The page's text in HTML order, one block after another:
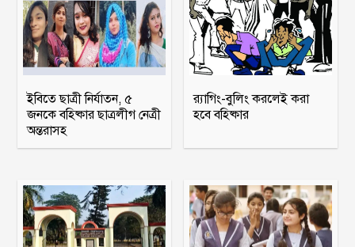
ইবিতে ছাত্রী নির্যাতন, ৫
জনকে বহিষ্কার ছাত্রলীগ নেত্রী
অন্তরাসহ
র‍্যাগিং-বুলিং করলেই করা
হবে বহিষ্কার